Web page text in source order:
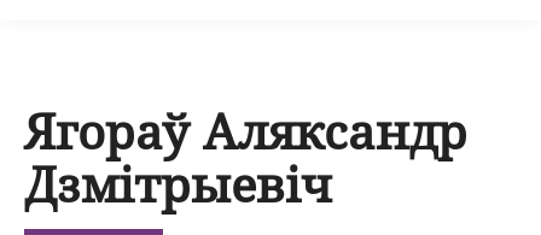
Ягораў Аляксандр
Дзмітрыевіч